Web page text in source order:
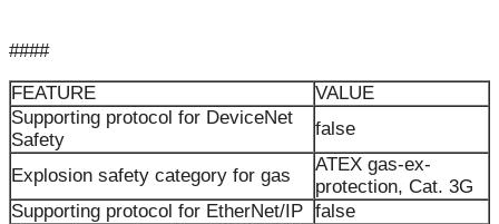
####
FEATURE
VALUE
Supporting protocol for DeviceNet
Safety
false
Explosion safety category for gas
ATEX gas-ex-
protection, Cat. 3G
Supporting protocol for EtherNet/IP false